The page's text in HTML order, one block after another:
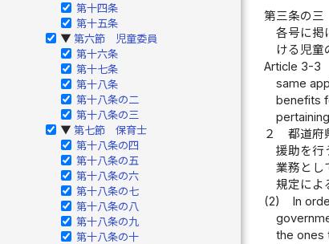
第十四条
第十五条
▶ 第六節 児童委員
第十六条
第十七条
第十八条
第十八条の二
第十八条の三
▶ 第七節 保育士
第十八条の四
第十八条の五
第十八条の六
第十八条の七
第十八条の八
第十八条の九
第十八条の十
第三条の三
各号に掲
ける児童
Article 3-3
same
benefits
２
都道府
援助を行
業務とし
規定によ
(2)
In
the ones